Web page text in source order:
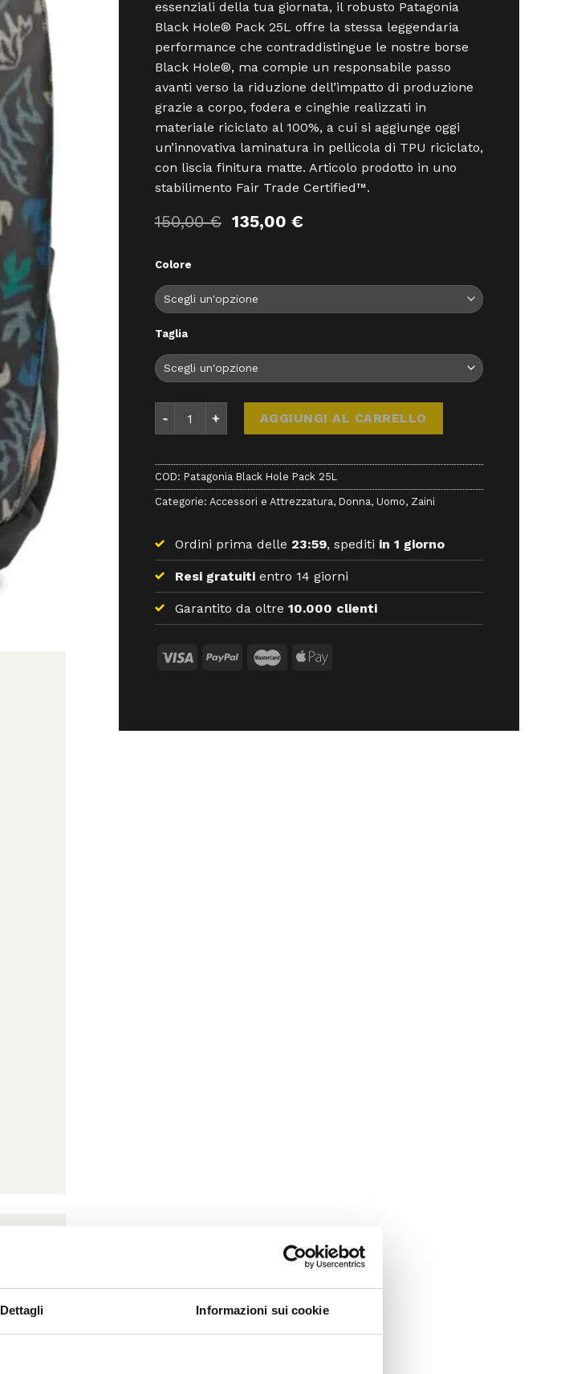
Dettagli Informazioni sui cookie
essenziali della tua giornata, il robusto Patagonia
Black Hole® Pack 25L offre la stessa leggendaria
performance che contraddistingue le nostre borse
Black Hole®, ma compie un responsabile passo
avanti verso la riduzione dell’impatto di produzione
grazie a corpo, fodera e cinghie realizzati in
materiale riciclato al 100%, a cui si aggiunge oggi
un’innovativa laminatura in pellicola di TPU riciclato,
con liscia finitura matte. Articolo prodotto in uno
stabilimento Fair Trade Certified™.
150,00€ Il
prezzo
150,00 €.
135,00 €Il
135,00 €.
Colore
Taglia
AGGIUNGI AL CARRELLO
COD: Patagonia Black Hole Pack 25L
Categorie: Accessori e Attrezzatura, Donna, Uomo, Zaini
Ordini prima delle 23:59, spediti in 1 giorno
Resi gratuitientro 14 giorni
Garantito da oltre 10.000 clienti